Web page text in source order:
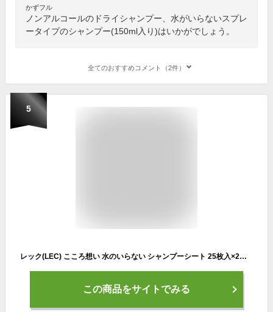
かずフル
ノンアルコールのドライシャンプー、水がいらないスプレ
ータイプのシャンプー(150ml入り)はいかがでしょう。
全てのおすすめコメント（2件）
5
レック(LEC) こころ想い 水のいらない シャンプーシート 25枚入×2個パック / 植物由来洗浄成分配合/弱酸性/日本製/サボンの香り/シートサイズ:250×200mm
この商品をサイトでみる